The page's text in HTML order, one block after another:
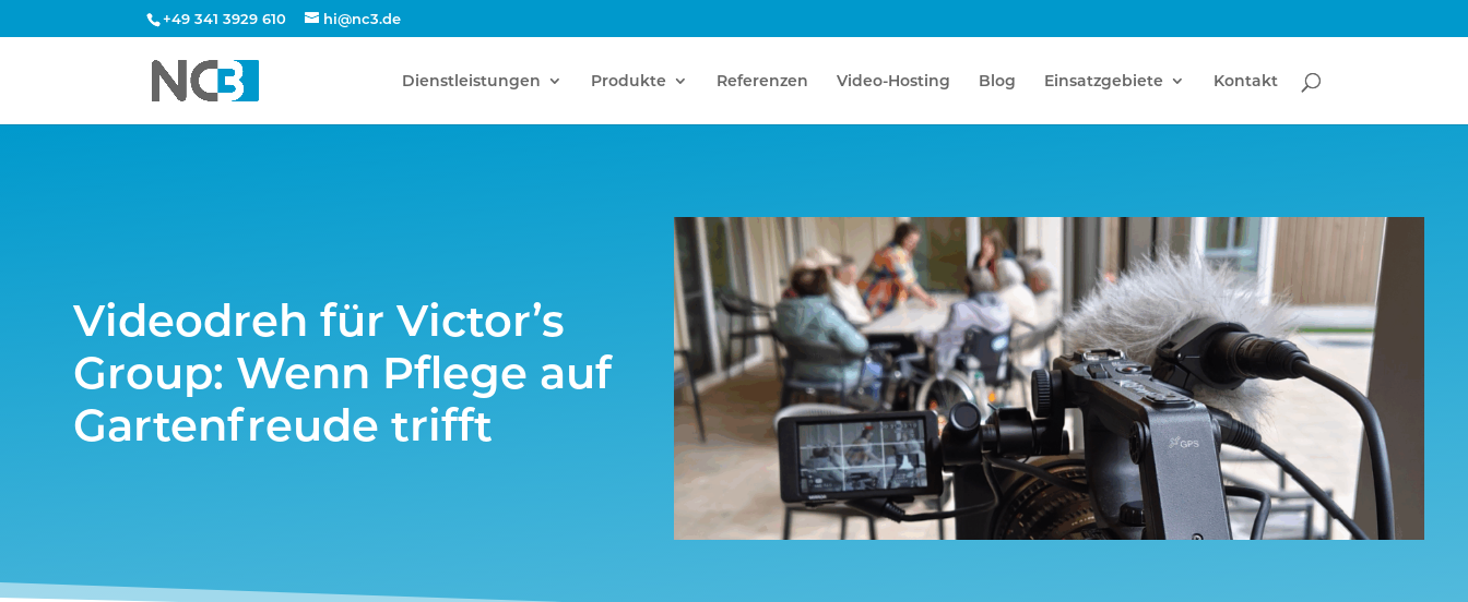
+49 341 3929 610 hi@nc3.de
Dienstleistungen Produkte Referenzen Video-Hosting Blog Einsatzgebiete Kontakt
Videodreh für Victor’s
Group: Wenn Pflege auf
Gartenfreude trifft